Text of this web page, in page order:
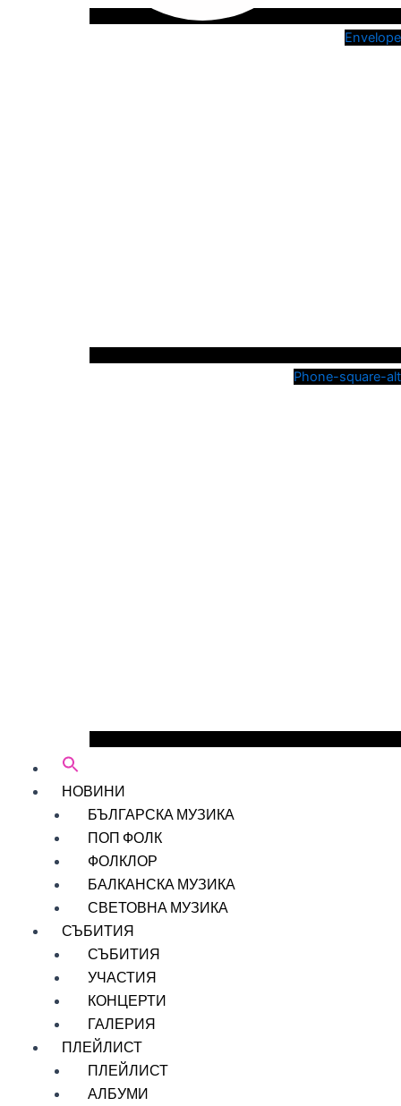
Envelope
Phone-square-alt
НОВИНИ
БЪЛГАРСКА МУЗИКА
ПОП ФОЛК
ФОЛКЛОР
БАЛКАНСКА МУЗИКА
СВЕТОВНА МУЗИКА
СЪБИТИЯ
СЪБИТИЯ
УЧАСТИЯ
КОНЦЕРТИ
ГАЛЕРИЯ
ПЛЕЙЛИСТ
ПЛЕЙЛИСТ
АЛБУМИ